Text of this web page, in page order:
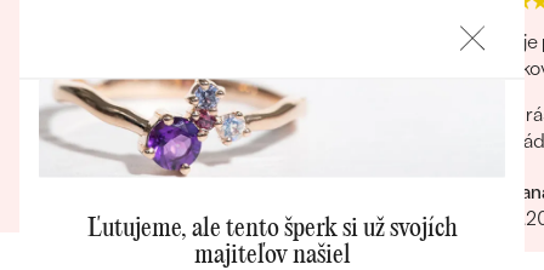
Bestsellery
online bez osobnej návštevy, zodpovedajú
popisu a foto.Po potvrdení objednávky ma
kontaktovala pracovníčka spoločnosti aby sa
uistila o správnosti, type, veľkosti a pod. a
nevyhovujúcej veľkosti. Príjemné vystupovanie,
prístup a starostlivosť o zákazníka. Maximálna
Eppi
Ľutujeme, ale tento šperk si už svojích
majiteľov našiel